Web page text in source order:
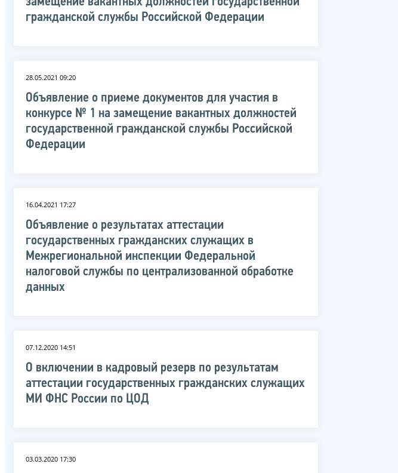
гражданской службы Российской Федерации
28.05.2021 09:20
Объявление о приеме документов для участия в
конкурсе № 1 на замещение вакантных должностей
государственной гражданской службы Российской
Федерации
16.04.2021 17:27
Объявление о результатах аттестации
государственных гражданских служащих в
Межрегиональной инспекции Федеральной
налоговой службы по централизованной обработке
данных
07.12.2020 14:51
О включении в кадровый резерв по результатам
аттестации государственных гражданских служащих
МИ ФНС России по ЦОД
03.03.2020 17:30